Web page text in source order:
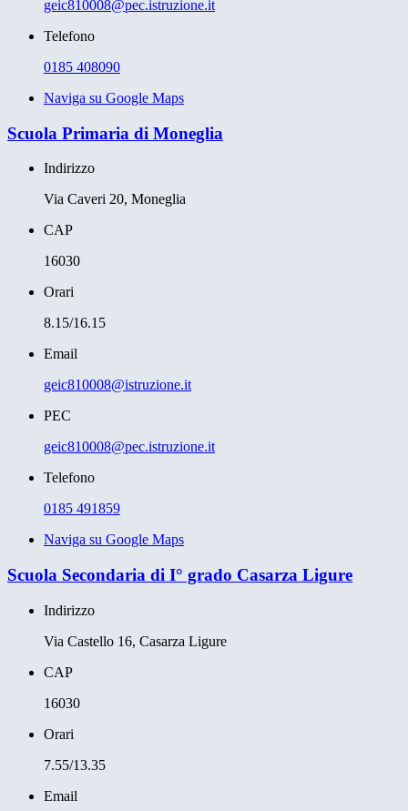
geic810008@pec.istruzione.it
Telefono
0185 408090
Naviga su Google Maps
Scuola Primaria di Moneglia
Indirizzo
Via Caveri 20, Moneglia
CAP
16030
Orari
8.15/16.15
Email
geic810008@istruzione.it
PEC
geic810008@pec.istruzione.it
Telefono
0185 491859
Naviga su Google Maps
Scuola Secondaria di I° grado Casarza Ligure
Indirizzo
Via Castello 16, Casarza Ligure
CAP
16030
Orari
7.55/13.35
Email